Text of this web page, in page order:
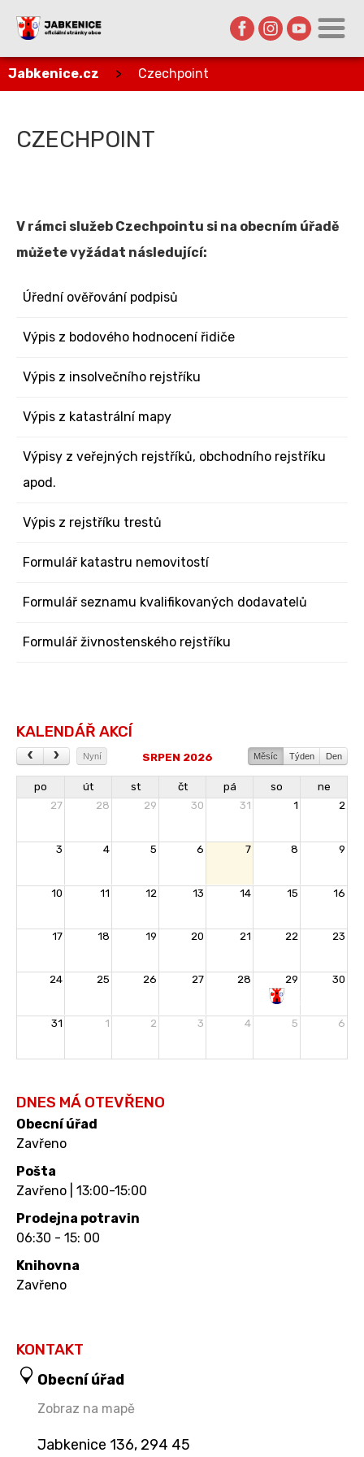
Jabkenice.cz > Czechpoint
CZECHPOINT
V rámci služeb Czechpointu si na obecním úřadě
můžete vyžádat následující:
Úřední ověřování podpisů
Výpis z bodového hodnocení řidiče
Výpis z insolvečního rejstříku
Výpis z katastrální mapy
Výpisy z veřejných rejstříků, obchodního rejstříku
apod.
Výpis z rejstříku trestů
Formulář katastru nemovitostí
Formulář seznamu kvalifikovaných dodavatelů
Formulář živnostenského rejstříku
KALENDÁŘ AKCÍ
Nyní Měsíc Týden Den
SRPEN 2026
po út st čt pá so
ne
27
28 29 30 31 1 2
3 4 5 6 7 8 9
10 11 12 13 14 15 16
17 18 19 20 21 22 23
24 25 26 27 28 29
30
Rozloučení
31 1 2 3 4 5 6
DNES MÁ OTEVŘENO
Obecní úřad
Zavřeno
Pošta
Zavřeno | 13:00-15:00
Prodejna potravin
06:30 - 15: 00
Knihovna
Zavřeno
KONTAKT
Obecní úřad
Zobraz na mapě
Jabkenice 136, 294 45